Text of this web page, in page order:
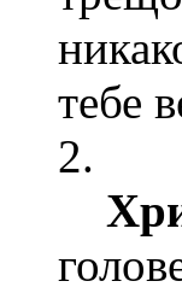
тебе
2.